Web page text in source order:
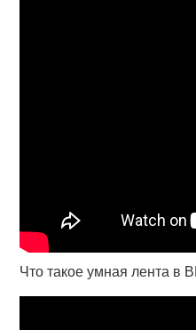
Что такое умная лента в